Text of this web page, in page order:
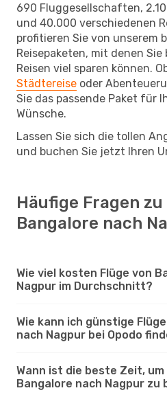
690 Fluggesellschaften,
und 40.000 verschiedenen
profitieren Sie von unserem
Reisepaketen, mit denen
Reisen viel sparen können.
Städtereise oder
Sie das passende Paket für
Wünsche.
Lassen Sie sich die tollen
und buchen Sie jetzt Ihren
Häufige Fragen
Bangalore nach
Wie viel kosten Flüge von
Nagpur im Durchschnitt?
Wie kann ich günstige
nach Nagpur bei Opodo
Wann ist die beste Zeit, um
Bangalore nach Nagpur zu